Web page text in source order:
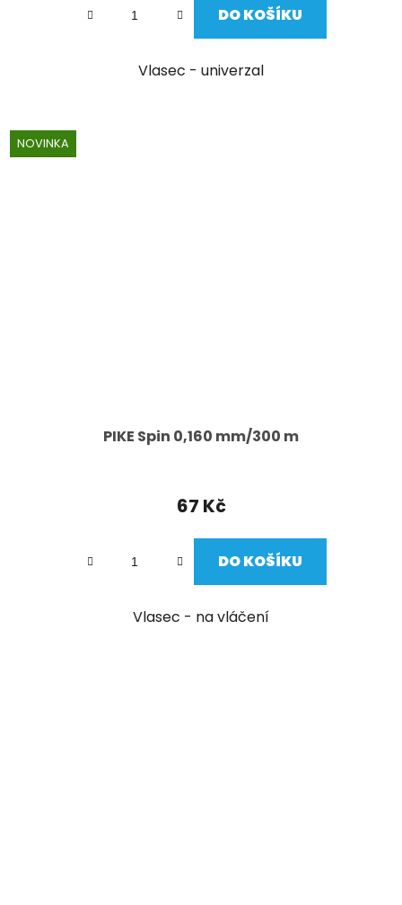
DO KOŠÍKU
Vlasec - univerzal
NOVINKA
PIKE Spin 0,160 mm/300 m
67 Kč
DO KOŠÍKU
Vlasec - na vláčení